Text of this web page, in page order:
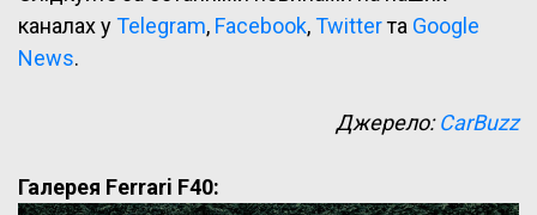
каналах уTelegram, Facebook,Twitterта Google
News.
Джерело:CarBuzz
Галерея Ferrari F40: